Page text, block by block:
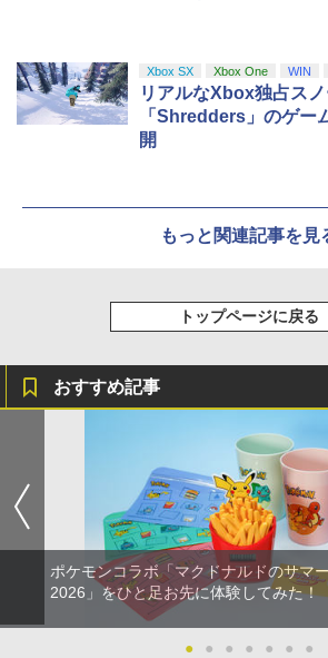
Xbox SX Xbox One WIN
リアルなXbox独占ス
「Shredders」のゲー
開
もっと関連記事を見
トップページに戻る
おすすめ記事
ポケモンコラボ「マクドナルドのサマ
2026」をひと足お先に体験してみた！
● ● ● ● ● ● ●